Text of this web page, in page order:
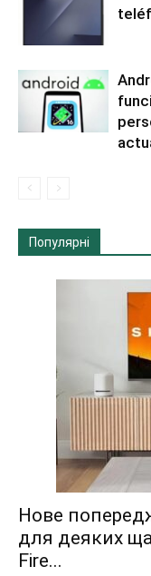
Популярні
Нове
для деяких
Fire...